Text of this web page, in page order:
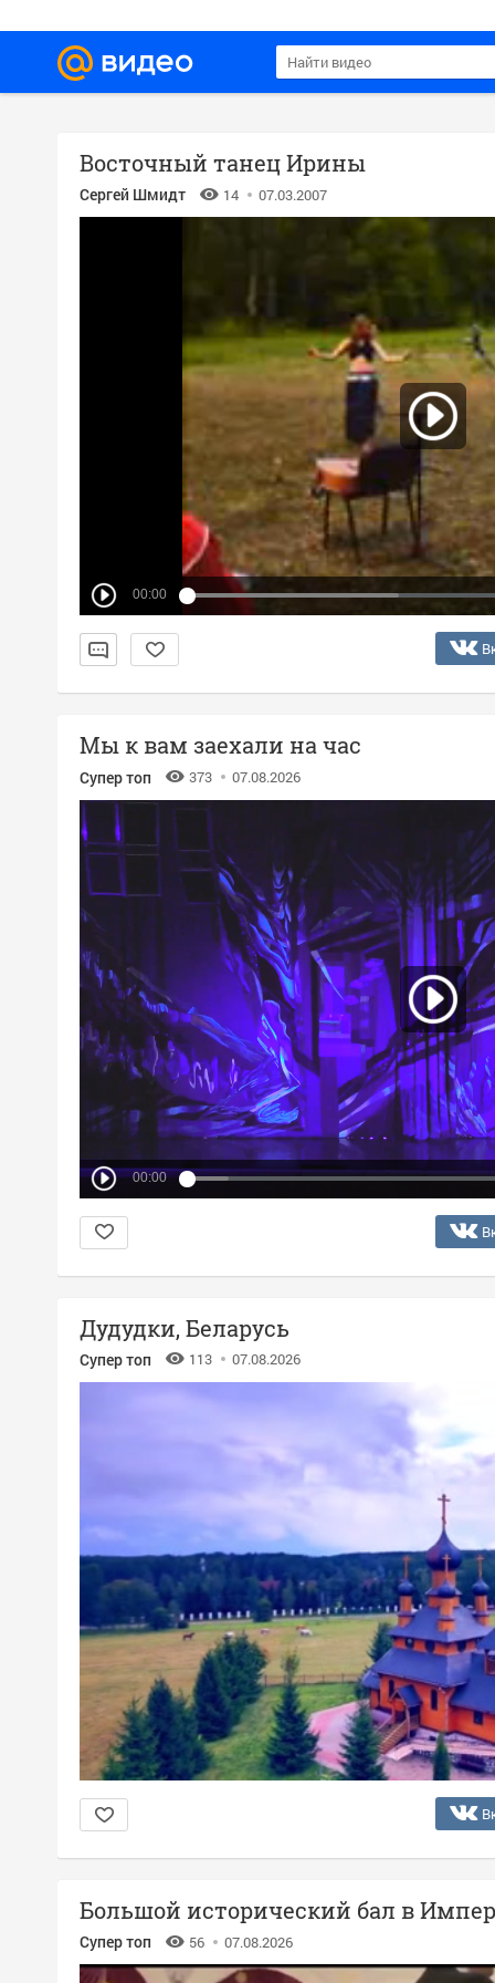
Восточный танец Ирины
Сергей Шмидт 14 07.03.2007
00:00
Мы к вам заехали на час
Супер топ 373 07.08.2026
00:00
Дудудки, Беларусь
Супер топ 113 07.08.2026
Большой исторический бал в
Супер топ 56 07.08.2026